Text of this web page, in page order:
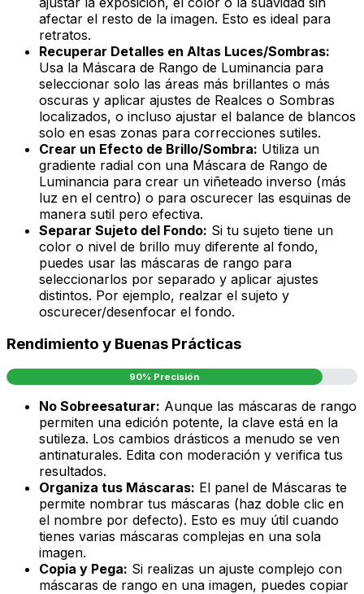
afectar el resto de la imagen. Esto es ideal para
retratos.
Recuperar Detalles en Altas Luces/Sombras:
Usa la Máscara de Rango de Luminancia para
seleccionar solo las áreas más brillantes o más
oscuras y aplicar ajustes de Realces o Sombras
localizados, o incluso ajustar el balance de blancos
solo en esas zonas para correcciones sutiles.
Crear un Efecto de Brillo/Sombra: Utiliza un
gradiente radial con una Máscara de Rango de
Luminancia para crear un viñeteado inverso (más
luz en el centro) o para oscurecer las esquinas de
manera sutil pero efectiva.
Separar Sujeto del Fondo: Si tu sujeto tiene un
color o nivel de brillo muy diferente al fondo,
puedes usar las máscaras de rango para
seleccionarlos por separado y aplicar ajustes
distintos. Por ejemplo, realzar el sujeto y
oscurecer/desenfocar el fondo.
Rendimiento y Buenas Prácticas
90% Precisión
No Sobreesaturar: Aunque las máscaras de rango
permiten una edición potente, la clave está en la
sutileza. Los cambios drásticos a menudo se ven
antinaturales. Edita con moderación y verifica tus
resultados.
Organiza tus Máscaras: El panel de Máscaras te
permite nombrar tus máscaras (haz doble clic en
el nombre por defecto). Esto es muy útil cuando
tienes varias máscaras complejas en una sola
imagen.
Copia y Pega: Si realizas un ajuste complejo con
máscaras de rango en una imagen, puedes copiar